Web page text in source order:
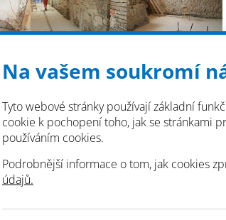
Na vašem soukromí
Tyto webové stránky používají základní
cookie k pochopení toho, jak se stránkami
používáním cookies.
Podrobnější informace o tom, jak cookies
údajů.